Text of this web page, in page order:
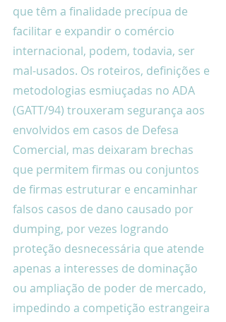
que têm a finalidade precípua de
facilitar e expandir o comércio
internacional, podem, todavia, ser
mal-usados. Os roteiros, definições e
metodologias esmiuçadas no ADA
(GATT/94) trouxeram segurança aos
envolvidos em casos de Defesa
Comercial, mas deixaram brechas
que permitem firmas ou conjuntos
de firmas estruturar e encaminhar
falsos casos de dano causado por
dumping, por vezes logrando
proteção desnecessária que atende
apenas a interesses de dominação
ou ampliação de poder de mercado,
impedindo a competição estrangeira